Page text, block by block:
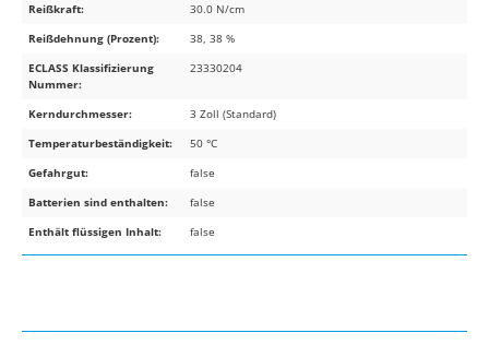
Reißkraft:
30.0 N/cm
Reißdehnung (Prozent):
38, 38 %
ECLASS Klassifizierung
Nummer:
23330204
Kerndurchmesser:
3 Zoll (Standard)
Temperaturbeständigkeit:
50 °C
Gefahrgut:
false
Batterien sind enthalten:
false
Enthält flüssigen Inhalt:
false